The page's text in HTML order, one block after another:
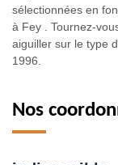
sélectionnées en
à Fey . Tournez-
aiguiller sur le type
1996.
Nos